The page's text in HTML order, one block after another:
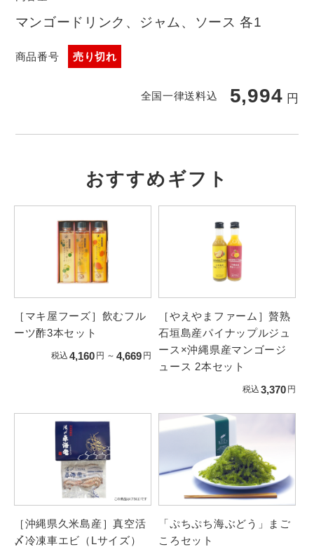
マンゴードリンク、ジャム、ソース 各1
商品番号 売り切れ
全国一律送料込 5,994 円
おすすめギフト
［マキ屋フーズ］飲むフル
ーツ酢3本セット
税込 4,160 円 ～ 4,669 円
［やえやまファーム］贅熟
石垣島産パイナップルジュ
ース×沖縄県産マンゴージ
ュース 2本セット
税込 3,370 円
［沖縄県久米島産］真空活
〆冷凍車エビ（Lサイズ）
「ぷちぷち海ぶどう」まご
ころセット